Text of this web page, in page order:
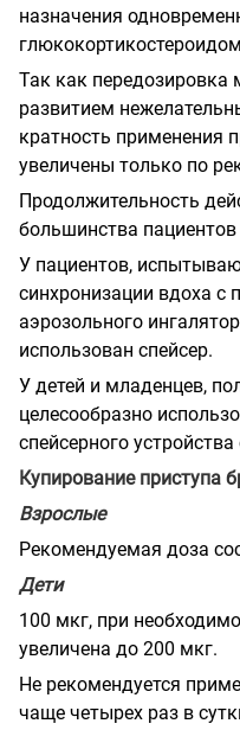
назначения
Так как
развитием
кратность применения
увеличены только по
Продолжительность
большинства пациентов
У пациентов,
синхронизации вдоха
аэрозольного
использован спейсер.
У детей и младенцев,
целесообразно
спейсерного
Купирование приступа
Взрослые
Рекомендуемая доза
Дети
100 мкг, при
увеличена до 200 мкг.
Не рекомендуется
чаще четырех раз в